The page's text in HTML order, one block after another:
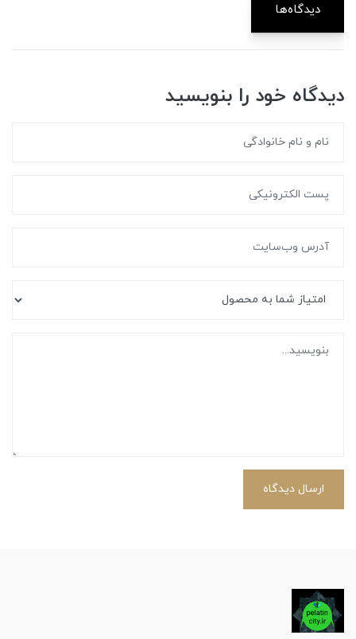
دیدگاه‌ها
دیدگاه خود را بنویسید
ارسال دیدگاه